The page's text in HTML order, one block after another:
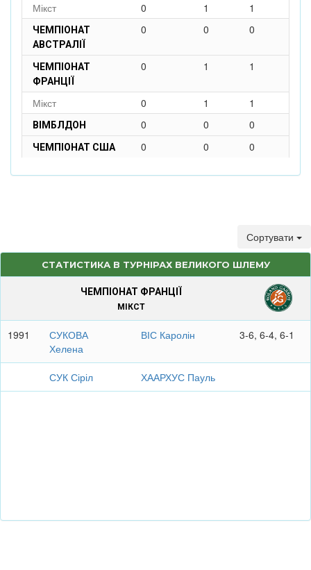
Мікст
0 1 1
ЧЕМПІОНАТ
АВСТРАЛІЇ
0 0 0
ЧЕМПІОНАТ
ФРАНЦІЇ
0 1 1
Мікст 0 1 1
ВІМБЛДОН 0 0 0
ЧЕМПІОНАТ США 0 0 0
Сортувати
СТАТИСТИКА В ТУРНІРАХ ВЕЛИКОГО ШЛЕМУ
ЧЕМПІОНАТ ФРАНЦІЇ
МІКСТ
1991
СУКОВА
Хелена
ВІС Каролін 3-6, 6-4, 6-1
СУК Сіріл ХААРХУС Пауль